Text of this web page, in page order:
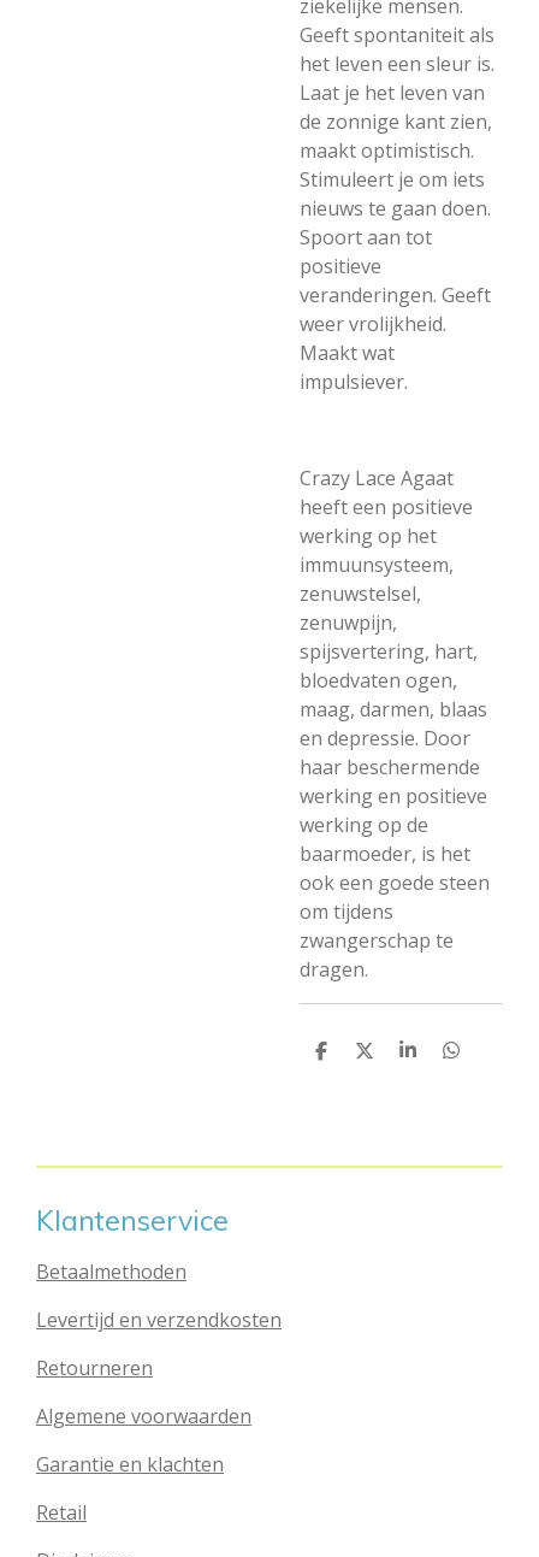
ziekelijke mensen.
Geeft spontaniteit als
het leven een sleur is.
Laat je het leven van
de zonnige kant zien,
maakt optimistisch.
Stimuleert je om iets
nieuws te gaan doen.
Spoort aan tot
positieve
veranderingen. Geeft
weer vrolijkheid.
Maakt wat
impulsiever.
Crazy Lace Agaat
heeft een positieve
werking op het
immuunsysteem,
zenuwstelsel,
zenuwpijn,
spijsvertering, hart,
bloedvaten ogen,
maag, darmen, blaas
en depressie. Door
haar beschermende
werking en positieve
werking op de
baarmoeder, is het
ook een goede steen
om tijdens
zwangerschap te
dragen.
D
D
S
D
Klantenservice
Betaalmethoden
Levertijd en verzendkosten
Retourneren
Algemene voorwaarden
Garantie en klachten
Retail